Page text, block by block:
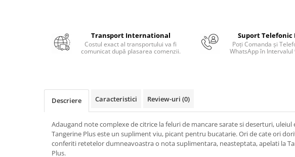
SelfHealing
Vindecare Spirituala
Gastronomik
Transport International
Costul exact al transportului va fi
comunicat după plasarea comenzii.
Suport Telefonic
Poți Comanda și
WhatsApp în Intervalul
Descriere Caracteristici Review-uri (0)
Adaugand note complexe de citrice la feluri de mancare sarate si deserturi, uleiul
Tangerine Plus este un supliment viu, picant pentru bucatarie. Ori de cate ori
conferiti retetelor dumneavoastra o nota suplimentara, neasteptata, apelati la
Plus.